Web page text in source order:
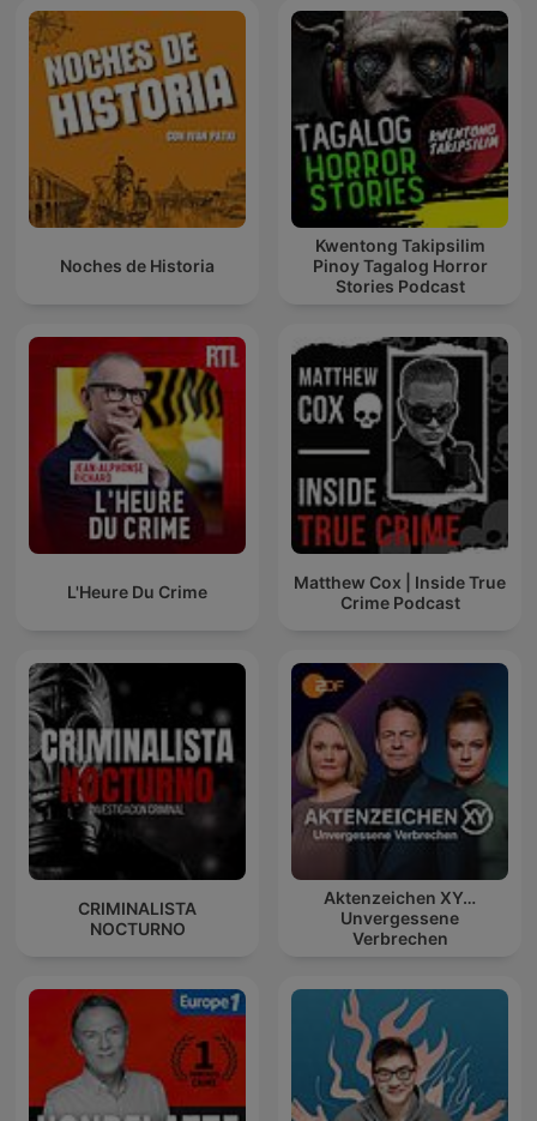
Noches de Historia
Kwentong Takipsilim
Pinoy Tagalog Horror
Stories Podcast
L'Heure Du Crime
Matthew Cox | Inside True
Crime Podcast
CRIMINALISTA
NOCTURNO
Aktenzeichen XY…
Unvergessene
Verbrechen